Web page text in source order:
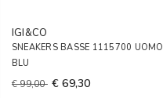
IGI&CO
SNEAKERS BASSE 1115700 UOMO
BLU
€ 99,00 € 69,30